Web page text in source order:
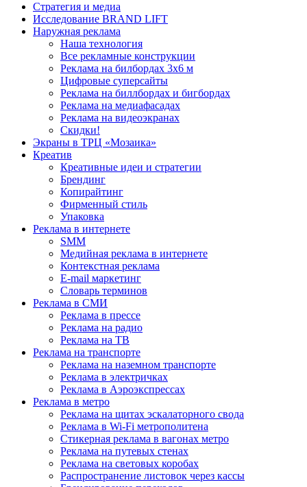
Стратегия и медиа
Исследование BRAND LIFT
Наружная реклама
Наша технология
Все рекламные конструкции
Реклама на билбордах 3х6 м
Цифровые суперсайты
Реклама на биллбордах и бигбордах
Реклама на медиафасадах
Реклама на видеоэкранах
Скидки!
Экраны в ТРЦ «Мозаика»
Креатив
Креативные идеи и стратегии
Брендинг
Копирайтинг
Фирменный стиль
Упаковка
Реклама в интернете
SMM
Медийная реклама в интернете
Контекстная реклама
E-mail маркетинг
Словарь терминов
Реклама в СМИ
Реклама в прессе
Реклама на радио
Реклама на ТВ
Реклама на транспорте
Реклама на наземном транспорте
Реклама в электричках
Реклама в Аэроэкспрессах
Реклама в метро
Реклама на щитах эскалаторного свода
Реклама в Wi-Fi метрополитена
Стикерная реклама в вагонах метро
Реклама на путевых стенах
Реклама на световых коробах
Распространение листовок через кассы